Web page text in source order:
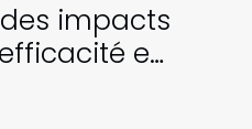
impacts
et
dans le